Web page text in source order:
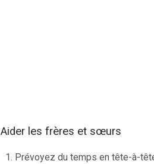
Aider les frères et sœurs
Prévoyez du temps en tête-à-